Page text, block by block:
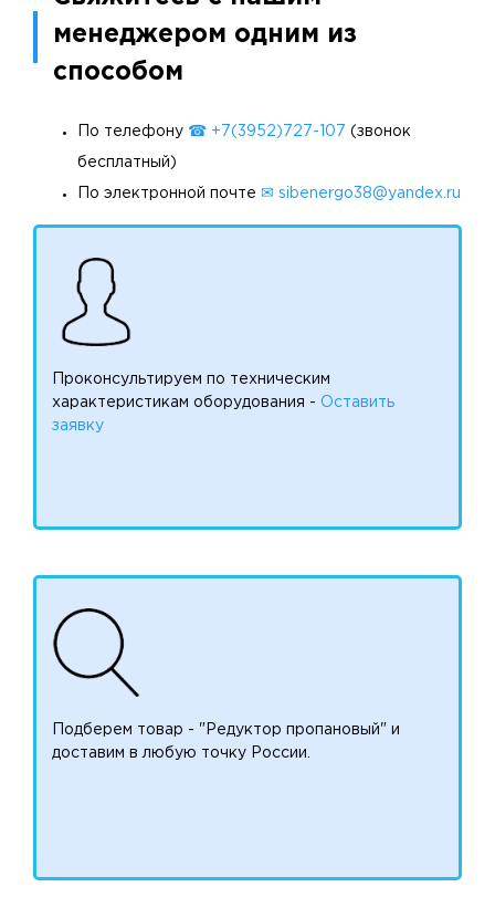
менеджером одним из
способом
По телефону ☎ +7(3952)727-107 (звонок
бесплатный)
По электронной почте ✉ sibenergo38@yandex.ru
Проконсультируем по техническим
характеристикам оборудования - Оставить
заявку
Подберем товар - "Редуктор пропановый" и
доставим в любую точку России.